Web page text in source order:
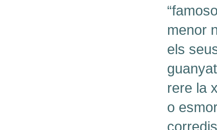
menor
els
rere la
o